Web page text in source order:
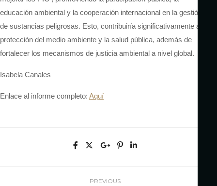
educación ambiental y la cooperación internacional en la gestión
de sustancias peligrosas. Esto, contribuiría significativamente a la
protección del medio ambiente y la salud pública, además de
fortalecer los mecanismos de justicia ambiental a nivel global.
Isabela Canales
Enlace al informe completo: Aquí
PREVIOUS